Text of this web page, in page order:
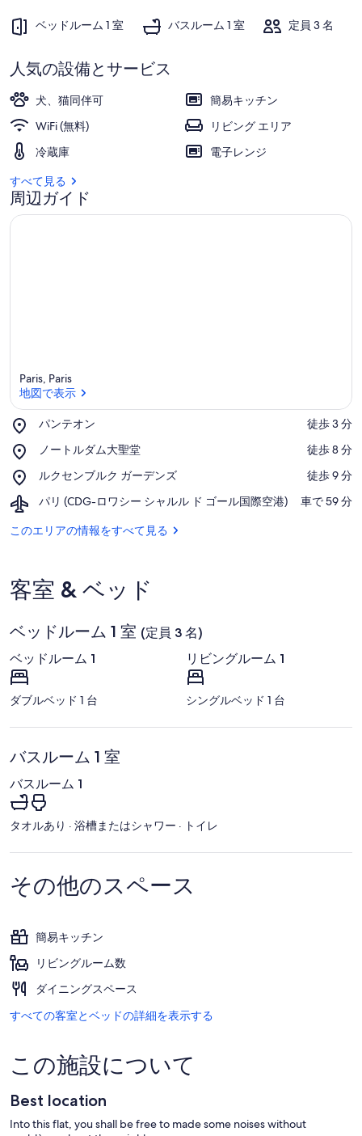
ベッドルーム 1 室 バスルーム 1 室 定員 3 名
人気の設備とサービス
犬、猫同伴可
簡易キッチン
WiFi (無料)
リビング エリア
冷蔵庫
電子レンジ
すべて見る
周辺ガイド
Paris, Paris
地図で表示
パンテオン
Place,
ン
オ
ン
‪徒歩 3 分‬
ノートルダム大聖堂
Place,
ー
ル
ム
堂
‪徒歩 8 分‬
ルクセンブルク ガーデンズ
Place,
ク
ン
ク
ガ
ン
‪徒歩 9 分‬
パリ (CDG-ロワシー シャルル ド ゴール国際空港)
Airport,
リ
シ
ー
ャ
ル
ー
空
港)
‪車で 59 分‬
このエリアの情報をすべて見る
客室 & ベッド
ベッドルーム 1 室 (定員 3 名)
ベッドルーム 1
ダブルベッド 1 台
リビングルーム 1
シングルベッド 1 台
バスルーム 1 室
バスルーム 1
タオルあり · 浴槽またはシャワー · トイレ
その他のスペース
簡易キッチン
リビングルーム数
ダイニングスペース
すべての客室とベッドの詳細を表示する
この施設について
Best location
Into this flat, you shall be free to made some noises without